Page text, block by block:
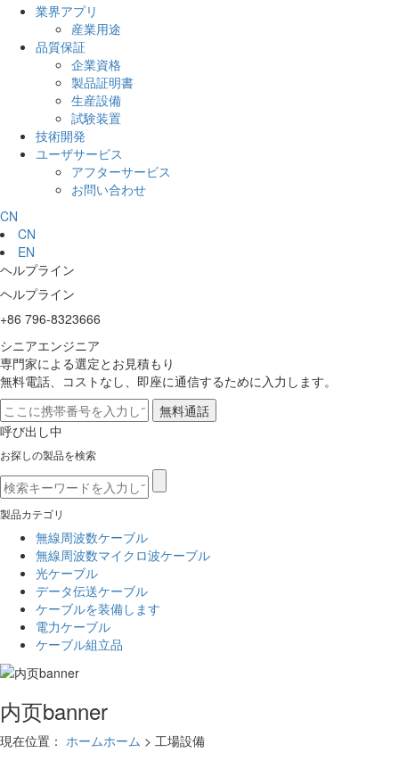
業界アプリ
産業用途
品質保証
企業資格
製品証明書
生産設備
試験装置
技術開発
ユーザサービス
アフターサービス
お問い合わせ
CN
CN
EN
ヘルプライン
ヘルプライン
+86 796-8323666
シニアエンジニア
専門家による選定とお見積もり
無料電話、コストなし、即座に通信するために入力します。
呼び出し中
お探しの製品を検索
製品カテゴリ
無線周波数ケーブル
無線周波数マイクロ波ケーブル
光ケーブル
データ伝送ケーブル
ケーブルを装備します
電力ケーブル
ケーブル組立品
内页banner
現在位置： ホームホーム > 工場設備